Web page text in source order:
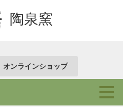
陶泉窯
オンラインショップ